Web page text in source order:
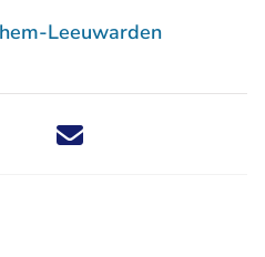
Leeuwarden
Deel dit nieuwsbericht via X -
Deel dit nieuwsbericht via
Deel dit nieuwsbericht
Deel dit